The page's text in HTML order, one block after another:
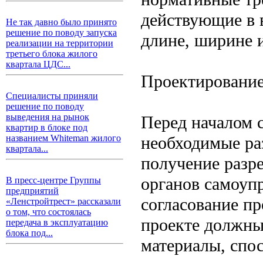
Не так давно было принято
решение по поводу запуска
реализации на территории
третьего блока жилого
квартала ЦДС...
Специалисты приняли
решение по поводу
выведения на рынок
квартир в блоке под
названием Whiteman жилого
квартала...
В пресс-центре Группы
предприятий
«Ленстройтрест» рассказали
о том, что состоялась
передача в эксплуатацию
блока под...
действующие в
длине, ширине
Перед началом
необходимые
получение
органов
согласование
проекте
материалы,